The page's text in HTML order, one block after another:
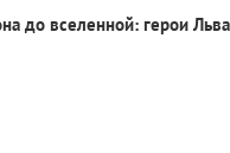
до вселенной: герои